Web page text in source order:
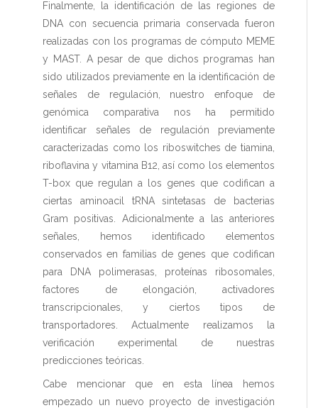
Finalmente, la identificación de las regiones de
DNA con secuencia primaria conservada fueron
realizadas con los programas de cómputo MEME
y MAST. A pesar de que dichos programas han
sido utilizados previamente en la identificación de
señales de regulación, nuestro enfoque de
genómica comparativa nos ha permitido
identificar señales de regulación previamente
caracterizadas como los riboswitches de tiamina,
riboflavina y vitamina B12, así como los elementos
T-box que regulan a los genes que codifican a
ciertas aminoacil tRNA sintetasas de bacterias
Gram positivas. Adicionalmente a las anteriores
señales, hemos identificado elementos
conservados en familias de genes que codifican
para DNA polimerasas, proteínas ribosomales,
factores de elongación, activadores
transcripcionales, y ciertos tipos de
transportadores. Actualmente realizamos la
verificación experimental de nuestras
predicciones teóricas.
Cabe mencionar que en esta línea hemos
empezado un nuevo proyecto de investigación